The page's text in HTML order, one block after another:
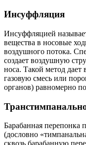
Инсуффляция
Инсуффляцией
вещества в носовые
воздушного потока.
создает воздушную
носа. Такой метод дает
газовую смесь или
органов) равномерно
Барабанная перепонка
(дословно